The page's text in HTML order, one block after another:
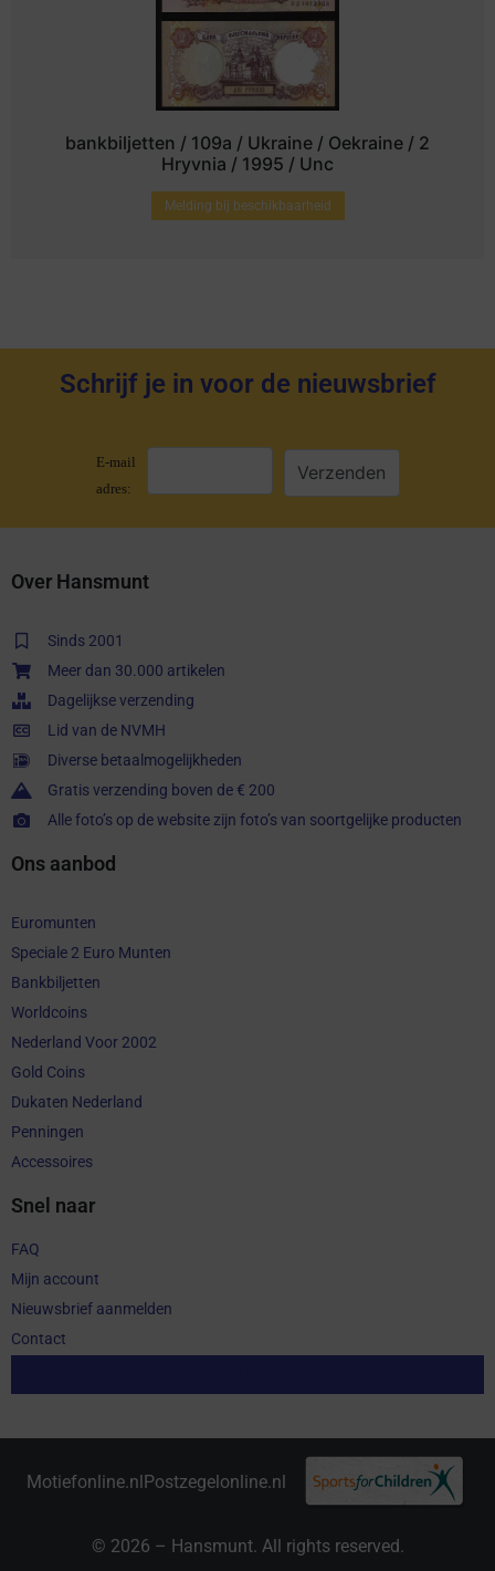
bankbiljetten / 109a / Ukraine / Oekraine / 2
Hryvnia / 1995 / Unc
Melding bij beschikbaarheid
Schrijf je in voor de nieuwsbrief
E-mail
adres:
Over Hansmunt
Sinds 2001
Meer dan 30.000 artikelen
Dagelijkse verzending
Lid van de NVMH
Diverse betaalmogelijkheden
Gratis verzending boven de € 200
Alle foto’s op de website zijn foto’s van soortgelijke producten
Ons aanbod
Euromunten
Speciale 2 Euro Munten
Bankbiljetten
Worldcoins
Nederland Voor 2002
Gold Coins
Dukaten Nederland
Penningen
Accessoires
Snel naar
FAQ
Mijn account
Nieuwsbrief aanmelden
Contact
Motiefonline.nlPostzegelonline.nl
© 2026 – Hansmunt. All rights reserved.